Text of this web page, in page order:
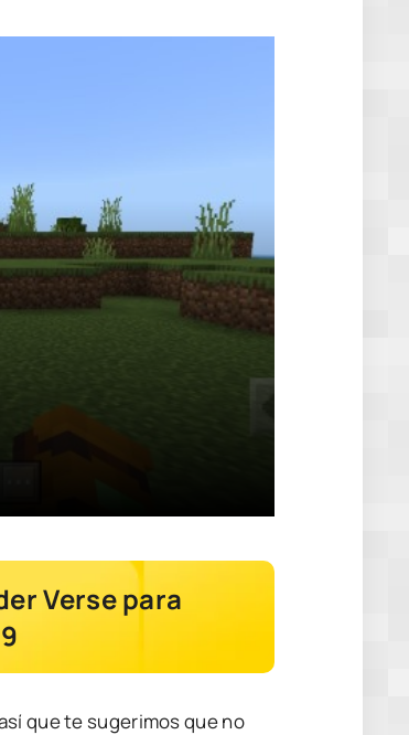
Verse para
que te sugerimos que no